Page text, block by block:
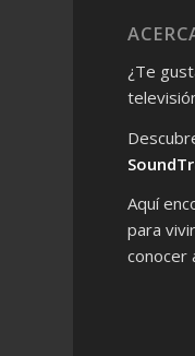
¿Te
Aquí
para
conocer